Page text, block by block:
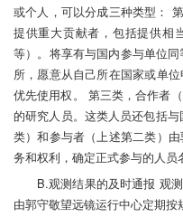
或个人，可以分成三种类型：
提供重大贡献者，包括提供相
等）。将享有与国内参与单位
所，愿意从自己所在国家或单
优先使用权。 第三类，合作者
的研究人员。这类人员还包括
类）和参与者（上述第二类）
务和权利，确定正式参与的人员
B.观测结果的及时通报 观
由郭守敬望远镜运行中心定期